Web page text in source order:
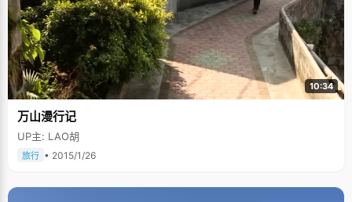
10:34
万山漫行记
UP主: LAO胡
旅行 • 2015/1/26